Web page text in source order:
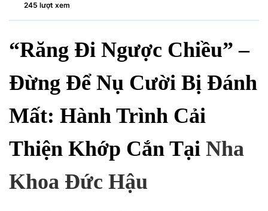
245 lượt xem
“Răng Đi Ngược Chiều” –
Đừng Để Nụ Cười Bị Đánh
Mất: Hành Trình Cải
Thiện Khớp Cắn Tại Nha
Khoa Đức Hậu